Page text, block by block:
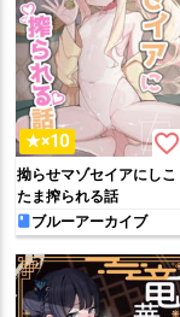
★×10 favorite_border
拗らせマゾセイアにしこ
たま搾られる話
ブルーアーカイブ